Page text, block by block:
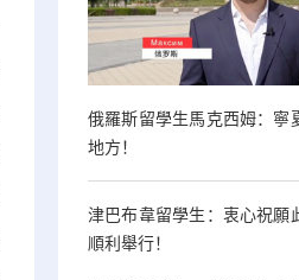
俄羅斯留學生馬克西姆：寧
地方！
津巴布韋留學生：衷心祝願
順利舉行！